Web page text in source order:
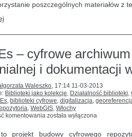
poszczególnych materiałów z
– cyfrowe
i dokumentacji
Waleszko, 17:14 11-03-2013
Biblioteki jako kolekcje, Działalność biblioteki,
, biblioteki cyfrowe, digitalizacja,
, WebGIS, Włochy
komentowania ArCEs
cyfrowe
została wyłączona
projekt budowy cyfrowego